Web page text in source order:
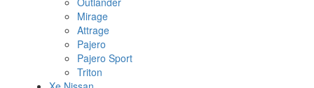
Mirage
Attrage
Pajero
Pajero Sport
Triton